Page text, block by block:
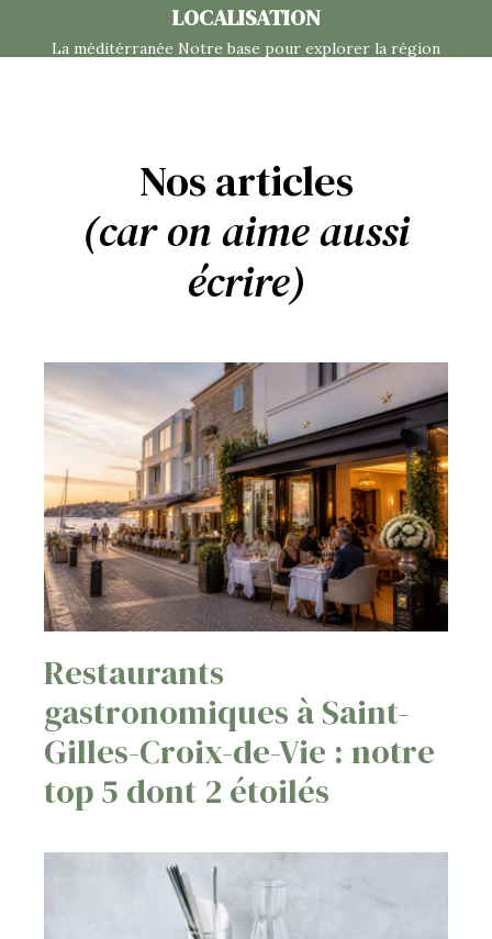
LOCALISATION
La méditérranée Notre base pour explorer la région
Nos articles
(car on aime aussi
écrire)
Restaurants
gastronomiques à Saint-
Gilles-Croix-de-Vie : notre
top 5 dont 2 étoilés